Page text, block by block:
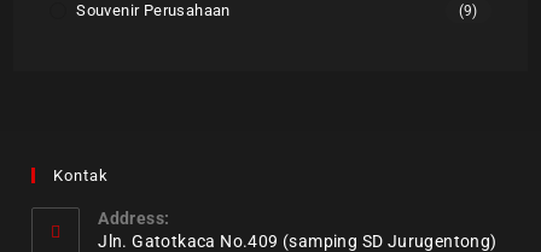
Souvenir Perusahaan (9)
Kontak
Address:
Jln. Gatotkaca No.409 (samping SD Jurugentong)